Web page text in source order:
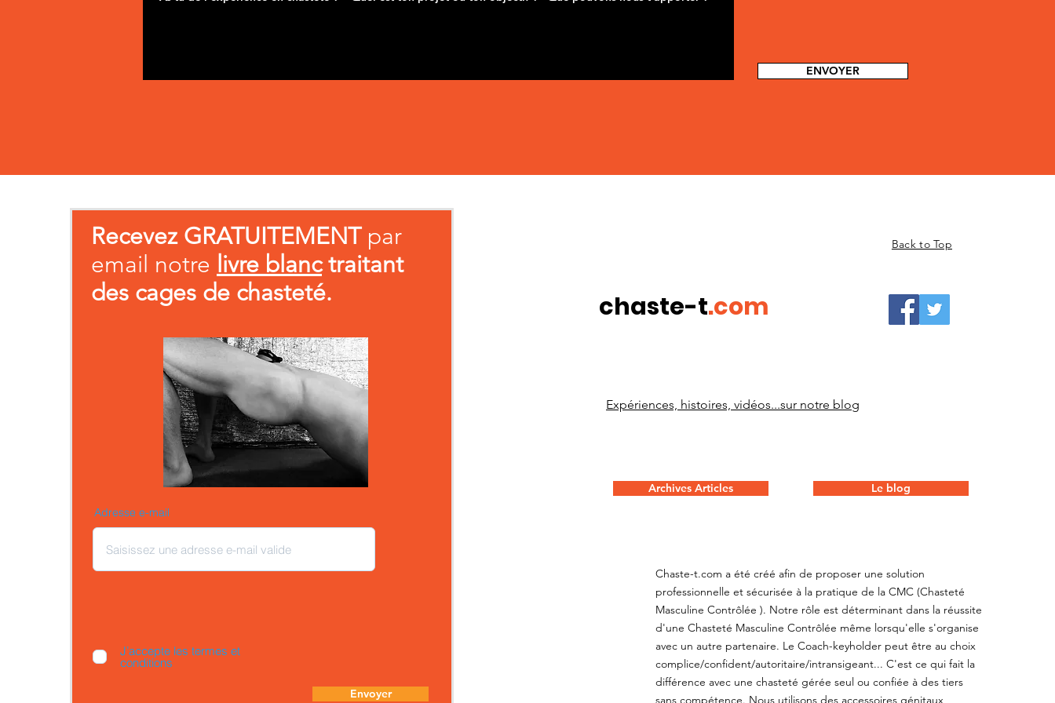
ENVOYER
Recevez GRATUITEMENTpar
email notre livre blanctraitant
des cages de chasteté.
Adresse e-mail
J’accepte les termes et
conditions
Envoyer
Back to Top
chaste-t.com
Expériences, histoires, vidéos...sur notre blog
Archives Articles Le blog
Chaste-t.com a été créé afin de proposer une solution
professionnelle et sécurisée à la pratique de la CMC (Chasteté
Masculine Contrôlée ). Notre rôle est déterminant dans la réussite
d'une Chasteté Masculine Contrôlée même lorsqu'elle s'organise
avec un autre partenaire. Le Coach-keyholder peut être au choix
complice/confident/autoritaire/intransigeant... C'est ce qui fait la
différence avec une chasteté gérée seul ou confiée à des tiers